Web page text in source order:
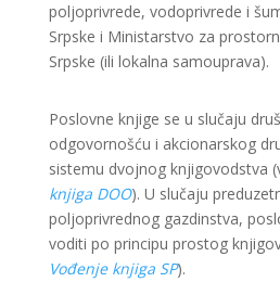
poljoprivrede, vodoprivrede i
Srpske i Ministarstvo za
Srpske (ili lokalna samouprava).
Poslovne knjige se u slučaju
odgovornošću i akcionarskog
sistemu dvojnog knjigovodstva
knjiga DOO). U slučaju
poljoprivrednog gazdinstva,
voditi po principu prostog
Vođenje knjiga SP).